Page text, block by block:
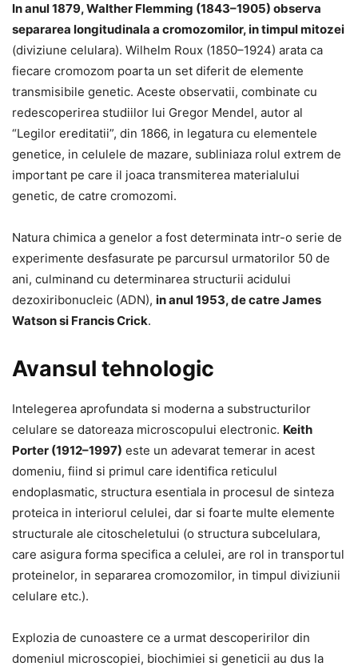
In anul 1879, Walther Flemming (1843–1905) observa
separarea longitudinala a cromozomilor, in timpul mitozei
(diviziune celulara). Wilhelm Roux (1850–1924) arata ca
fiecare cromozom poarta un set diferit de elemente
transmisibile genetic. Aceste observatii, combinate cu
redescoperirea studiilor lui Gregor Mendel, autor al
“Legilor ereditatii”, din 1866, in legatura cu elementele
genetice, in celulele de mazare, subliniaza rolul extrem de
important pe care il joaca transmiterea materialului
genetic, de catre cromozomi.
Natura chimica a genelor a fost determinata intr-o serie de
experimente desfasurate pe parcursul urmatorilor 50 de
ani, culminand cu determinarea structurii acidului
dezoxiribonucleic (ADN), in anul 1953, de catre James
Watson si Francis Crick.
Avansul tehnologic
Intelegerea aprofundata si moderna a substructurilor
celulare se datoreaza microscopului electronic. Keith
Porter (1912–1997) este un adevarat temerar in acest
domeniu, fiind si primul care identifica reticulul
endoplasmatic, structura esentiala in procesul de sinteza
proteica in interiorul celulei, dar si foarte multe elemente
structurale ale citoscheletului (o structura subcelulara,
care asigura forma specifica a celulei, are rol in transportul
proteinelor, in separarea cromozomilor, in timpul diviziunii
celulare etc.).
Explozia de cunoastere ce a urmat descoperirilor din
domeniul microscopiei, biochimiei si geneticii au dus la